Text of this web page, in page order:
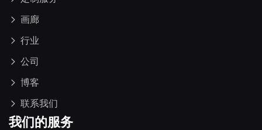
画廊
行业
公司
博客
联系我们
我们的服务